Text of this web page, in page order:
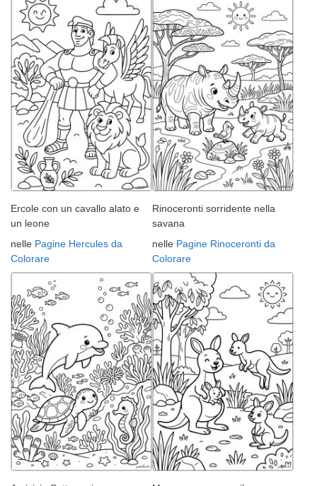
Ercole con un cavallo alato e
un leone
nelle Pagine Hercules da
Colorare
Rinoceronti sorridente nella
savana
nelle Pagine Rinoceronti da
Colorare